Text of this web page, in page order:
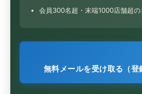
会員300名超・末端1000店舗超の
無料メールを受け取る（登